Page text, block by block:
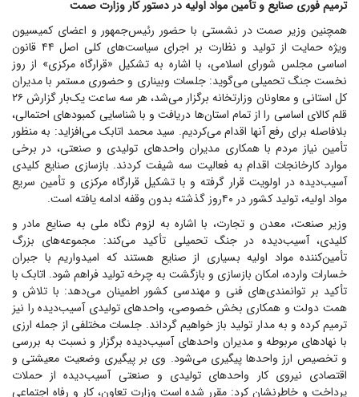
ترمیم فوری صنایع و تأمین مواد اولیه در دستور کار وزارت صمت
همچنین وزیر صمت در نشستی با حضور رئیس‌جمهور و اعضای کمیسیون
ویژه حمایت از تولید و نظارت بر اجرای سیاست‌های کلی اصل ۴۴ قانون
اساسی مجلس شورای اسلامی، با اشاره به تشکیل «قرارگاه مرکزی» از روز
نخست جنگ تحمیلی می‌گوید: جلسات وبیناری و حضوری مستمر با مدیران
کل استانی و معاونان وزارتخانه برگزار می‌شد، هر سه ساعت یک‌بار گزارش ۲۶
قلم کالای اساسی را از تمام استان‌ها دریافت و با شناسایی کمبود‌های احتمالی،
بلافاصله برای رفع آنها اقدام می‌کردیم. سید محمد اتابک می‌افزاید: به منظور
تأمین نیاز مردم با همکاری مدیران واحد‌های تولیدی و صنعتی، در برخی
موارد کارخانجات اقدام به فعالیت سه شیفت کردند. بازسازی صنایع کلیدی
آسیب‌دیده در اولویت قرار گرفته و با تشکیل قرارگاه مرکزی و تأمین سریع
مواد اولیه، تولید کشور در ۴۰روز گذشته بدون وقفه ادامه یافته است.
وزیر صنعت، معدن و تجارت، با اشاره به لزوم نگاه ملی به صنایع مادر و
کلیدی، آسیب‌دیده در جنگ تحمیلی تأکید می‌کند: مجموعه‌های بزرگ
تأمین‌کننده مواد اولیه بسیاری از صنایع هستند که امیدواریم با جبران
خسارات وارده، امکان بازسازی و بازگشت به چرخه تولید فراهم شود. اتابک با
تأکید بر توانمندی‌های فنی و مهندسی کشور اطمینان می‌دهد: با تلاش و
همت دولت و همکاری بخش خصوصی، واحد‌های تولیدی آسیب‌دیده را نیز
ترمیم کرده و به مدار تولید باز خواهیم گرداند. جلسات مختلفی از جمله ارزی
با نهاد‌های مربوطه و مدیران واحد‌های آسیب‌دیده برگزار و نسبت به بررسی
و تخصیص ارز واحد‌ها پیگیری می‌شود. وی بر پیگیری وضعیت معیشتی و
اقتصادی نیروی کار واحد‌های تولیدی و صنعتی آسیب‌دیده از حملات
پرداخت و خاطرنشان کرد: مقرر شده است وزارت تعاون، کار و رفاه اجتماعی